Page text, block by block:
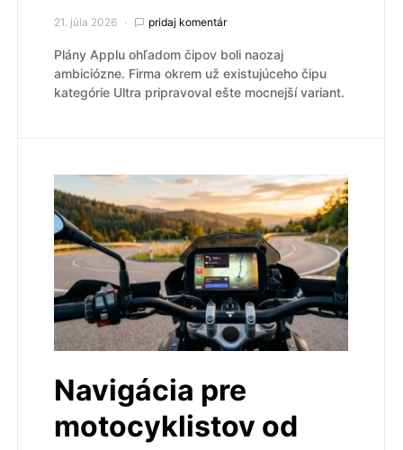
21. júla 2026 pridaj komentár
Plány Applu ohľadom čipov boli naozaj
ambiciózne. Firma okrem už existujúceho čipu
kategórie Ultra pripravoval ešte mocnejší variant.
Navigácia pre
motocyklistov od